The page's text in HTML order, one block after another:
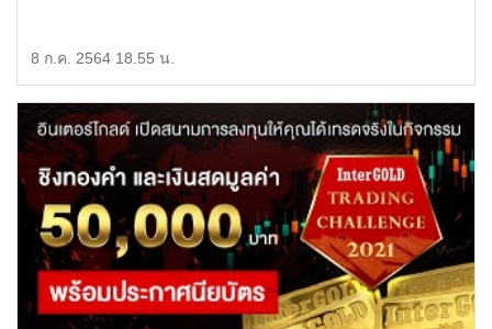
8 ก.ค. 2564 18.55 น.